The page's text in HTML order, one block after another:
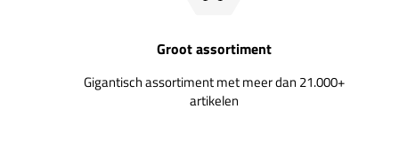
Groot assortiment
Gigantisch assortiment met meer dan 21.000+
artikelen